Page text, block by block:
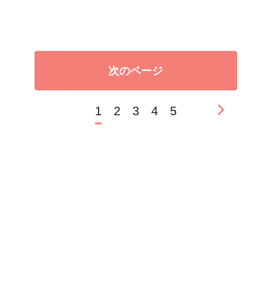
次のページ
1 2 3 4 5